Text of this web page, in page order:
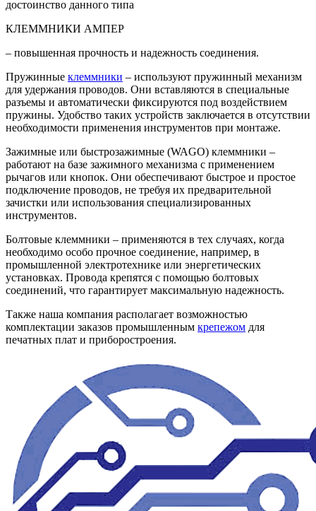
достоинство данного типа
КЛЕММНИКИ АМПЕР
– повышенная прочность и надежность соединения.
Пружинные клеммники – используют пружинный механизм
для удержания проводов. Они вставляются в специальные
разъемы и автоматически фиксируются под воздействием
пружины. Удобство таких устройств заключается в отсутствии
необходимости применения инструментов при монтаже.
Зажимные или быстрозажимные (WAGO) клеммники –
работают на базе зажимного механизма с применением
рычагов или кнопок. Они обеспечивают быстрое и простое
подключение проводов, не требуя их предварительной
зачистки или использования специализированных
инструментов.
Болтовые клеммники – применяются в тех случаях, когда
необходимо особо прочное соединение, например, в
промышленной электротехнике или энергетических
установках. Провода крепятся с помощью болтовых
соединений, что гарантирует максимальную надежность.
Также наша компания располагает возможностью
комплектации заказов промышленным крепежом для
печатных плат и приборостроения.